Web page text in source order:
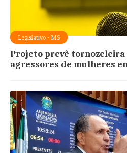
Legislativo - MS
Projeto prevê tornozeleira
agressores de mulheres